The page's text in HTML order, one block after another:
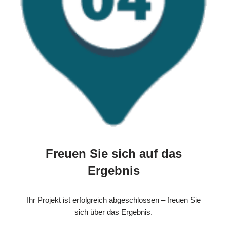
Freuen Sie sich auf das
Ergebnis
Ihr Projekt ist erfolgreich abgeschlossen – freuen Sie
sich über das Ergebnis.